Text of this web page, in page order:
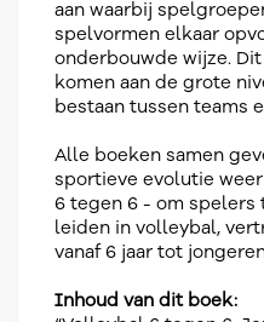
aan waarbij
spelvormen elkaar
onderbouwde wijze.
komen aan de grote
bestaan tussen teams
Alle boeken samen
sportieve evolutie
6 tegen 6 - om
leiden in volleybal,
vanaf 6 jaar tot
Inhoud van dit boek: